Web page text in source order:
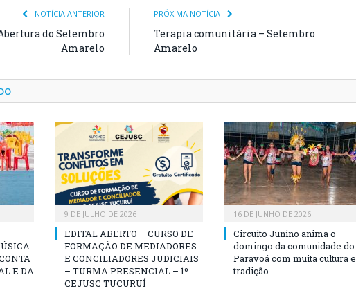
NOTÍCIA ANTERIOR
do Setembro
Amarelo
PRÓXIMA NOTÍCIA
Terapia comunitária – Setembro
Amarelo
E DA
9 DE JULHO DE 2026
EDITAL ABERTO – CURSO DE
FORMAÇÃO DE MEDIADORES
E CONCILIADORES JUDICIAIS
– TURMA PRESENCIAL – 1º
CEJUSC TUCURUÍ
16 DE JUNHO DE 2026
Circuito Junino anima o
domingo da comunidade do
Paravoá com muita cultura e
tradição